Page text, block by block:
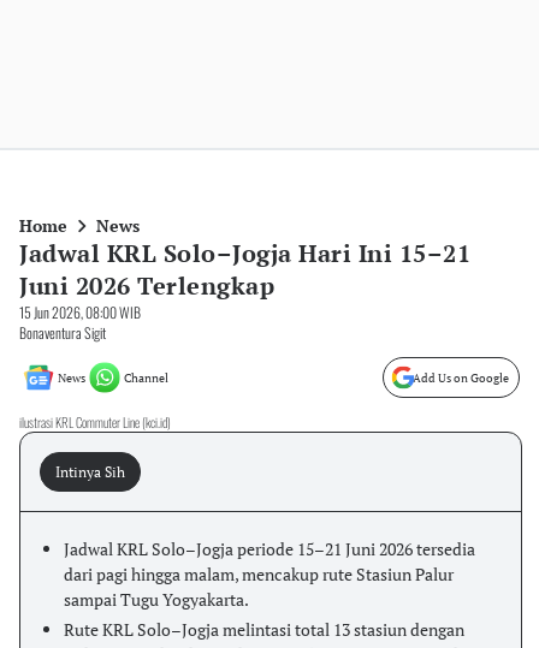
Home News
Jadwal KRL Solo–Jogja Hari Ini 15–21
Juni 2026 Terlengkap
15 Jun 2026, 08:00 WIB
Bonaventura Sigit
News Channel Add Us on Google
ilustrasi KRL Commuter Line (kci.id)
Intinya Sih
Jadwal KRL Solo–Jogja periode 15–21 Juni 2026 tersedia
dari pagi hingga malam, mencakup rute Stasiun Palur
sampai Tugu Yogyakarta.
Rute KRL Solo–Jogja melintasi total 13 stasiun dengan